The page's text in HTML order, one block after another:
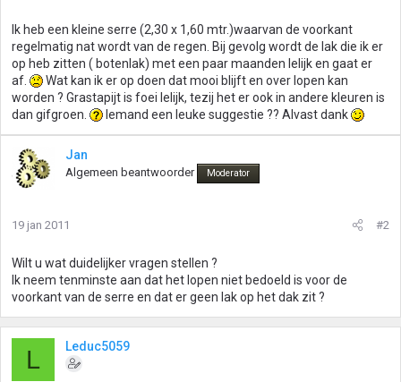
Ik heb een kleine serre (2,30 x 1,60 mtr.)waarvan de voorkant
regelmatig nat wordt van de regen. Bij gevolg wordt de lak die ik er
op heb zitten ( botenlak) met een paar maanden lelijk en gaat er
af.
Wat kan ik er op doen dat mooi blijft en over lopen kan
worden ? Grastapijt is foei lelijk, tezij het er ook in andere kleuren is
dan gifgroen.
Iemand een leuke suggestie ?? Alvast dank
Jan
Algemeen beantwoorder Moderator
19 jan 2011 #2
Wilt u wat duidelijker vragen stellen ?
Ik neem tenminste aan dat het lopen niet bedoeld is voor de
voorkant van de serre en dat er geen lak op het dak zit ?
L Leduc5059